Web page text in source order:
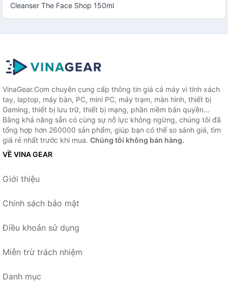
Cleanser The Face Shop 150ml
VinaGear.Com chuyên cung cấp thông tin giá cả máy vi tính xách
tay, laptop, máy bàn, PC, mini PC, máy trạm, màn hình, thiết bị
Gaming, thiết bị lưu trữ, thiết bị mạng, phần mềm bản quyền...
Bằng khả năng sẵn có cùng sự nỗ lực không ngừng, chúng tôi đã
tổng hợp hơn 260000 sản phẩm, giúp bạn có thể so sánh giá, tìm
giá rẻ nhất trước khi mua. Chúng tôi không bán hàng.
VỀ VINA GEAR
Giới thiệu
Chính sách bảo mật
Điều khoản sử dụng
Miễn trừ trách nhiệm
Danh mục